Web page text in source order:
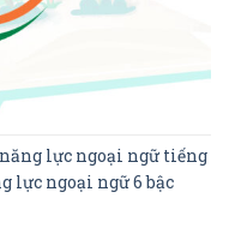
lực ngoại ngữ tiếng
lực ngoại ngữ 6 bậc